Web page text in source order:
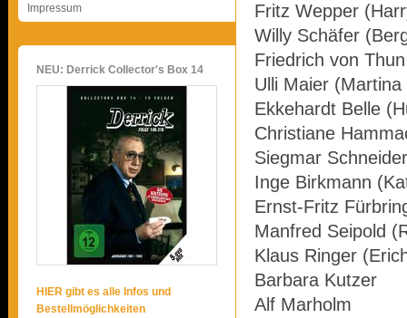
Impressum
NEU: Derrick Collector's Box 14
HIER gibt es alle Infos und
Bestellmöglichkeiten
Fritz Wepper
Willy Schäfer
Friedrich von
Ulli Maier (Martina
Ekkehardt Belle
Christiane
Siegmar
Inge Birkmann
Ernst-Fritz
Manfred Seipold
Klaus Ringer
Barbara Kutzer
Alf Marholm